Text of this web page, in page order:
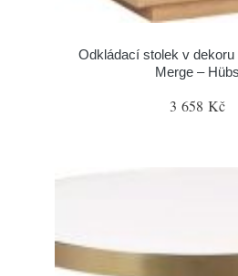
Odkládací stolek v dekoru
Merge –
3 658 Kč